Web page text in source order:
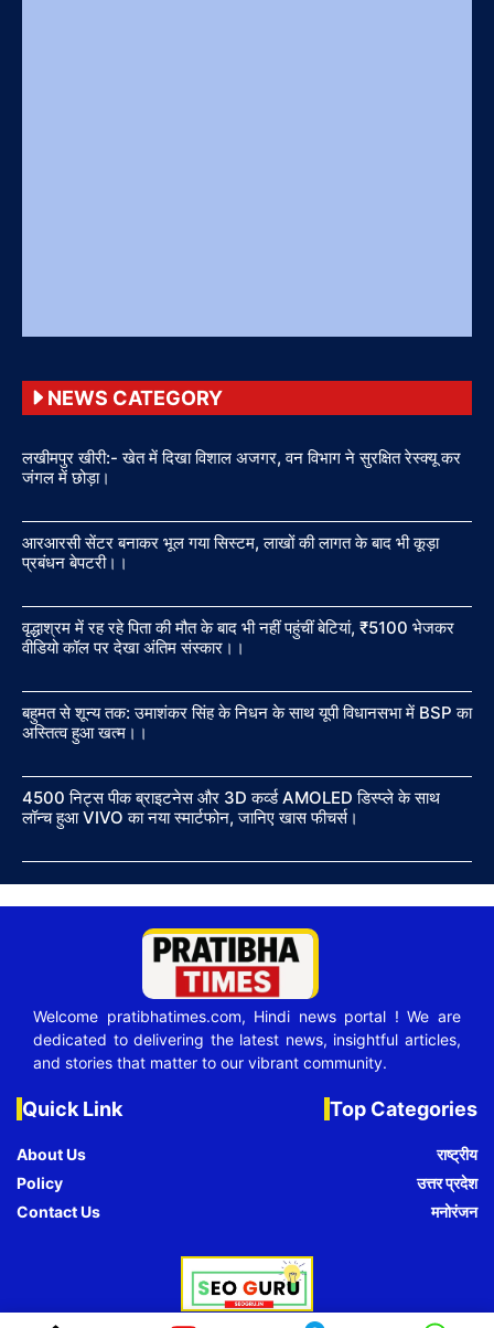
NEWS CATEGORY
लखीमपुर खीरी:- खेत में दिखा विशाल अजगर, वन विभाग ने सुरक्षित रेस्क्यू कर
जंगल में छोड़ा।
आरआरसी सेंटर बनाकर भूल गया सिस्टम, लाखों की लागत के बाद भी कूड़ा
प्रबंधन बेपटरी।।
वृद्धाश्रम में रह रहे पिता की मौत के बाद भी नहीं पहुंचीं बेटियां, ₹5100 भेजकर
वीडियो कॉल पर देखा अंतिम संस्कार।।
बहुमत से शून्य तक: उमाशंकर सिंह के निधन के साथ यूपी विधानसभा में BSP का
अस्तित्व हुआ खत्म।।
4500 निट्स पीक ब्राइटनेस और 3D कर्व्ड AMOLED डिस्प्ले के साथ
लॉन्च हुआ VIVO का नया स्मार्टफोन, जानिए खास फीचर्स।
Welcome pratibhatimes.com, Hindi news portal ! We are
dedicated to delivering the latest news, insightful articles,
and stories that matter to our vibrant community.
Quick Link
About Us
Policy
Contact Us
Top Categories
राष्ट्रीय
उत्तर प्रदेश
मनोरंजन